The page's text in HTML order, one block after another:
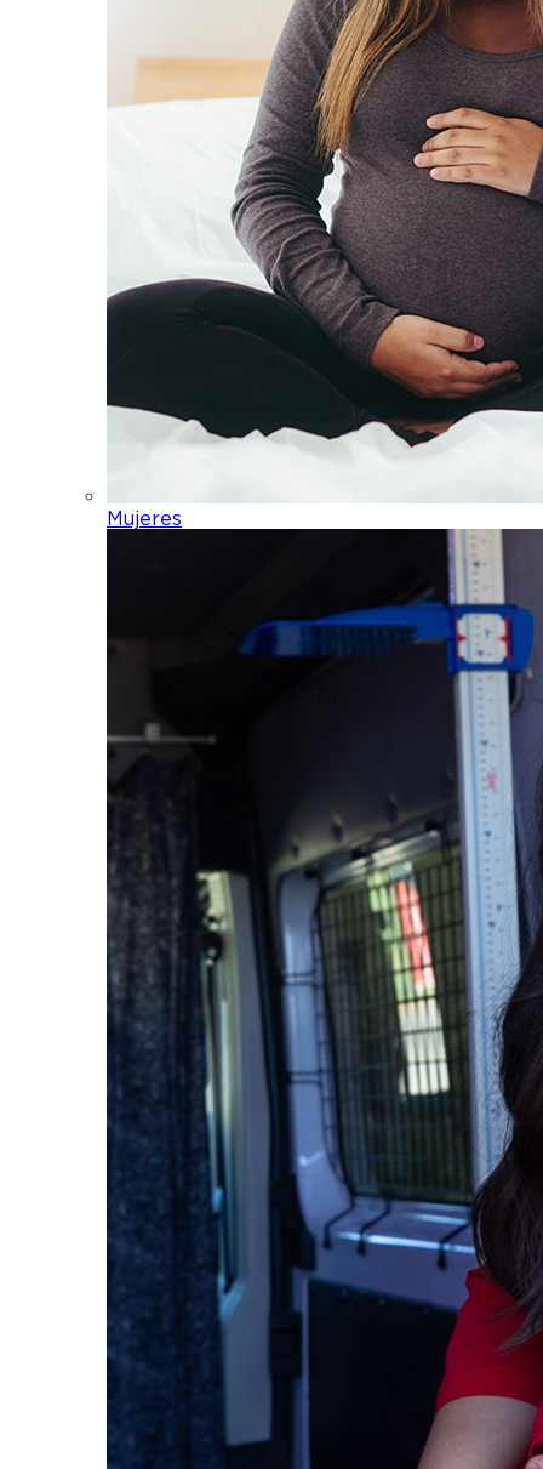
Mujeres